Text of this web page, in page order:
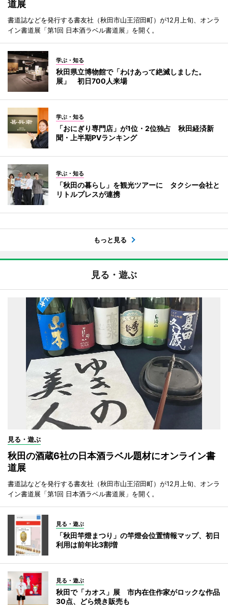
道展
書道誌などを発行する書友社（秋田市山王沼田町）が12月上旬、オンラ
イン書道展「第1回 日本酒ラベル書道展」を開く。
学ぶ・知る
秋田県立博物館で「わけあって絶滅しました。
展」 初日700人来場
学ぶ・知る
「おにぎり専門店」が1位・2位独占 秋田経済新
聞・上半期PVランキング
学ぶ・知る
「秋田の暮らし」を観光ツアーに タクシー会社と
リトルプレスが連携
もっと見る
見る・遊ぶ
見る・遊ぶ
秋田の酒蔵6社の日本酒ラベル題材にオンライン書
道展
書道誌などを発行する書友社（秋田市山王沼田町）が12月上旬、オンラ
イン書道展「第1回 日本酒ラベル書道展」を開く。
見る・遊ぶ
「秋田竿燈まつり」の竿燈会位置情報マップ、初日
利用は前年比3割増
見る・遊ぶ
秋田で「カオス」展 市内在住作家がロックな作品
30点、どら焼き販売も